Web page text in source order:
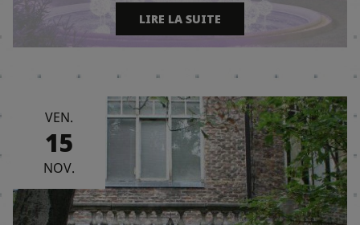
LIRE LA SUITE
VEN.
15
NOV.